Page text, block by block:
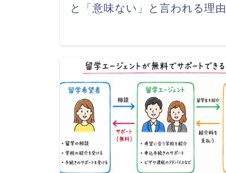
と「意味ない」と言われる理由